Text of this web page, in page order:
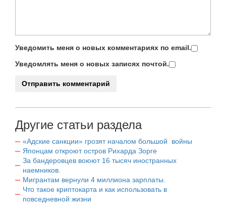
Уведомить меня о новых комментариях по email.
Уведомлять меня о новых записях почтой.
Другие статьи раздела
«Адские санкции» грозят началом большой войны
Японцам откроют остров Рихарда Зорге
За бандеровцев воюют 16 тысяч иностранных
наемников.
Мигрантам вернули 4 миллиона зарплаты.
Что такое криптокарта и как использовать в
повседневной жизни